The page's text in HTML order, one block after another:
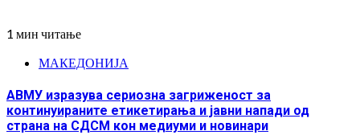
1 мин читање
МАКЕДОНИЈА
АВМУ изразува сериозна загриженост за
континуираните етикетирања и јавни напади од
страна на СДСМ кон медиуми и новинари